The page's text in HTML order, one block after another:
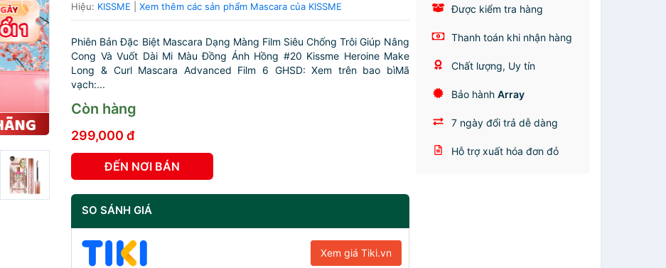
Hiệu: KISSME |Xem thêm các sản phẩm Mascara của KISSME
Phiên Bản Đặc Biệt Mascara Dạng Màng Film Siêu Chống Trôi Giúp Nâng
Cong Và Vuốt Dài Mi Màu Đồng Ánh Hồng #20 Kissme Heroine Make
Long & Curl Mascara Advanced Film 6 GHSD: Xem trên bao bìMã
vạch:...
Còn hàng
299,000 đ
ĐẾN NƠI BÁN
SO SÁNH GIÁ
Xem giá Tiki.vn
Được kiểm tra hàng
Thanh toán khi nhận hàng
Chất lượng, Uy tín
Bảo hànhArray
7 ngày đổi trả dễ dàng
Hỗ trợ xuất hóa đơn đỏ